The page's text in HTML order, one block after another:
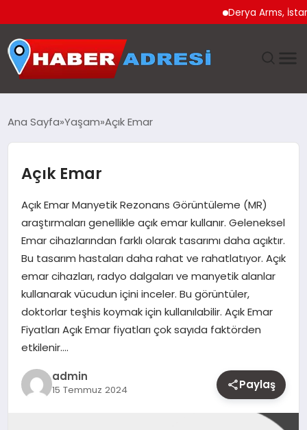
Derya Arms, İstanbul
GÜNDEM
SPOR
EKONOMI
TEKNOLOJI
EĞITIM
MAGAZIN
OTOMOBIL
Ana Sayfa Yaşam Açık Emar
Açık Emar
Açık Emar Manyetik Rezonans Görüntüleme (MR)
araştırmaları genellikle açık emar kullanır. Geleneksel
Emar cihazlarından farklı olarak tasarımı daha açıktır.
Bu tasarım hastaları daha rahat ve rahatlatıyor. Açık
emar cihazları, radyo dalgaları ve manyetik alanlar
kullanarak vücudun içini inceler. Bu görüntüler,
doktorlar teşhis koymak için kullanılabilir. Açık Emar
Fiyatları Açık Emar fiyatları çok sayıda faktörden
etkilenir….
admin
15 Temmuz 2024 Paylaş